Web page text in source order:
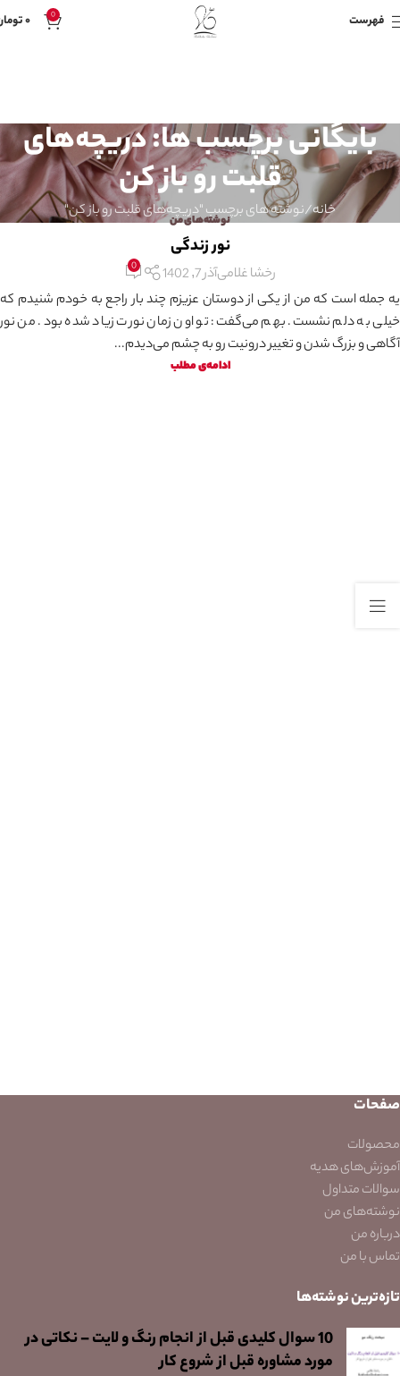
فهرست 0 ۰
بایگانی برچسب ها: دریچه‌های
قلبت رو باز کن
خانه نوشته های برچسب "دریچه‌های قلبت رو باز کن"
نوشته‌های من
نور زندگی
رخشا غلامیآذر 7, 1402 0
یه جمله است که من از یکی از دوستان عزیزم چند بار راجع به خودم شنیدم که
خیلی به دلم نشست. بهم می‌گفت: تو اون زمان نورت زیاد شده بود. من نور
آگاهی و بزرگ شدن و تغییر درونیت رو به چشم می‌دیدم...
ادامه‌ی مطلب
صفحات
محصولات
آموزش‌های هدیه
سوالات متداول
نوشته‌های من
درباره من
تماس با من
تازه‌ترین نوشته‌ها
10 سوال کلیدی قبل از انجام رنگ و لایت – نکاتی در
مورد مشاوره قبل از شروع کار